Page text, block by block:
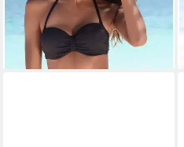
ab 34,99 €
lieferbar - in 1-2 Werktagen bei dir